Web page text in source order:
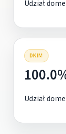
Udział
DKIM
Udział